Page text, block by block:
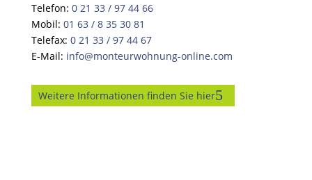
Telefon: 0 21 33 / 97 44 66
Mobil: 01 63 / 8 35 30 81
Telefax: 0 21 33 / 97 44 67
E-Mail: info@monteurwohnung-online.com
Weitere Informationen finden Sie hier